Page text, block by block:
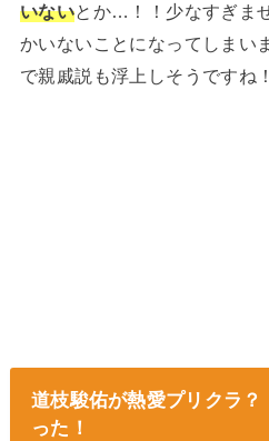
いないとか…！！少なすぎま
かいないことになってしま
で親戚説も浮上しそうですね！
道枝駿佑が熱愛プリクラ
った！